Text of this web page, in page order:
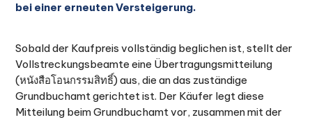
bei einer erneuten Versteigerung.
Sobald der Kaufpreis vollständig beglichen ist, stellt der
Vollstreckungsbeamte eine Übertragungsmitteilung
(หนังสือโอนกรรมสิทธิ์) aus, die an das zuständige
Grundbuchamt gerichtet ist. Der Käufer legt diese
Mitteilung beim Grundbuchamt vor, zusammen mit der